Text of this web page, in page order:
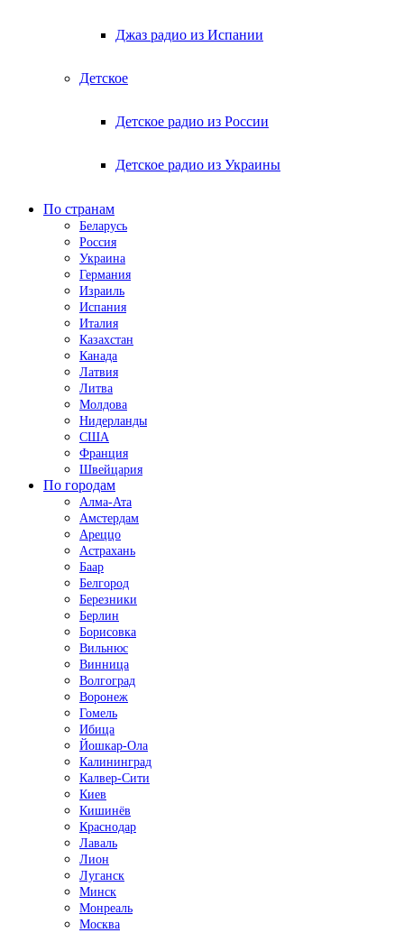
Джаз радио из Испании
Детское
Детское радио из России
Детское радио из Украины
По странам
Беларусь
Россия
Украина
Германия
Израиль
Испания
Италия
Казахстан
Канада
Латвия
Литва
Молдова
Нидерланды
США
Франция
Швейцария
По городам
Алма-Ата
Амстердам
Ареццо
Астрахань
Баар
Белгород
Березники
Берлин
Борисовка
Вильнюс
Винница
Волгоград
Воронеж
Гомель
Ибица
Йошкар-Ола
Калининград
Калвер-Сити
Киев
Кишинёв
Краснодар
Лаваль
Лион
Луганск
Минск
Монреаль
Москва